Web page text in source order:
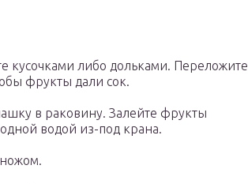
кусочками либо дольками. Переложите
фрукты дали сок.
в раковину. Залейте фрукты
водой из-под крана.